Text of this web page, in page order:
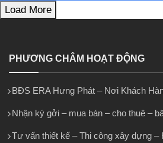
Load More
PHƯƠNG CHÂM HOẠT ĐỘNG
BĐS ERA Hưng Phát – Nơi Khách
Nhận ký gởi – mua bán – cho thuê –
Tư vấn thiết kế – Thi công xây dựng –